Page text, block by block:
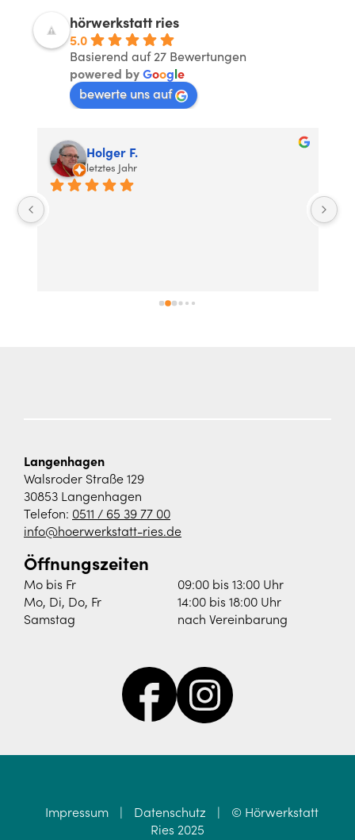
hörwerkstatt ries
5.0
Basierend auf 27 Bewertungen
powered byGoogle
bewerte uns auf
Holger F.
letztes Jahr
Langenhagen
Walsroder Straße 129
30853 Langenhagen
Telefon: 0511 / 65 39 77 00
info@hoerwerkstatt-ries.de
Öffnungszeiten
Mo bis Fr
09:00 bis 13:00 Uhr
Mo, Di, Do, Fr
14:00 bis 18:00 Uhr
Samstag
nach Vereinbarung
Impressum | Datenschutz |
© Hörwerkstatt
Ries 2025